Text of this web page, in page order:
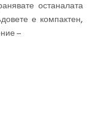
останалата
е компактен,
–